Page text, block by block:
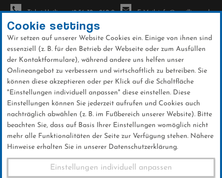
Direkt
zum
Inhalt
Ticket-Hotline: +49 56 32 - 960-0 E-Mail: info@sc-willingen.de
News
Felix Jaehn tritt bei
Cookie settings
Wir setzen auf unserer Website Cookies ein. Einige von ihnen sind
essenziell (z. B. für den Betrieb der Webseite oder zum Ausfüllen
der Kontaktformulare), während andere uns helfen unser
Onlineangebot zu verbessern und wirtschaftlich zu betreiben. Sie
können diese akzeptieren oder per Klick auf die Schaltfläche
"Einstellungen individuell anpassen" diese einstellen. Diese
Einstellungen können Sie jederzeit aufrufen und Cookies auch
nachträglich abwählen (z. B. im Fußbereich unserer Website). Bitte
beachten Sie, dass auf Basis Ihrer Einstellungen womöglich nicht
mehr alle Funktionalitäten der Seite zur Verfügung stehen. Nähere
Hinweise erhalten Sie in unserer Datenschutzerklärung.
Einstellungen individuell anpassen